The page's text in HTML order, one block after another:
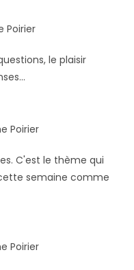
Poirier
le plaisir
Poirier
C'est le thème qui
semaine comme
Poirier